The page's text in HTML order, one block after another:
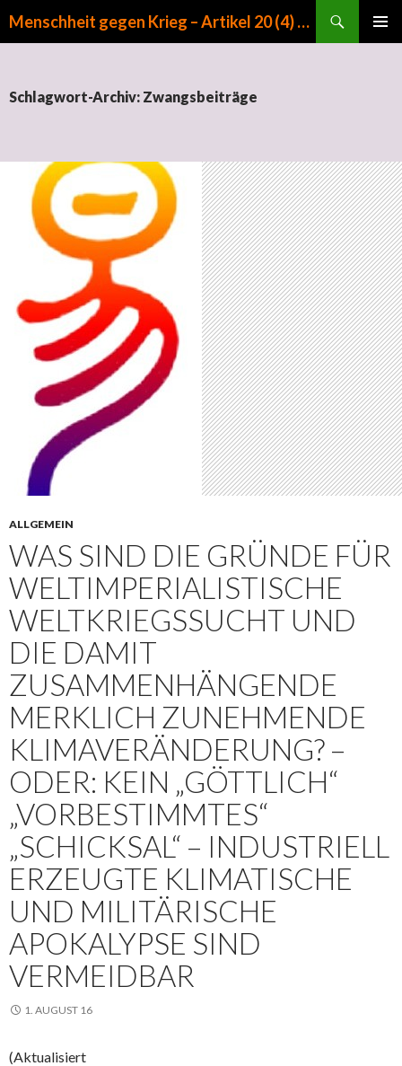
Menschheit gegen Krieg – Artikel 20 (4) GG
Schlagwort-Archiv: Zwangsbeiträge
ALLGEMEIN
WAS SIND DIE GRÜNDE FÜR
WELTIMPERIALISTISCHE
WELTKRIEGSSUCHT UND
DIE DAMIT
ZUSAMMENHÄNGENDE
MERKLICH ZUNEHMENDE
KLIMAVERÄNDERUNG? –
ODER: KEIN „GÖTTLICH“
„VORBESTIMMTES“
„SCHICKSAL“ – INDUSTRIELL
ERZEUGTE KLIMATISCHE
UND MILITÄRISCHE
APOKALYPSE SIND
VERMEIDBAR
1. AUGUST 16
(Aktualisiert